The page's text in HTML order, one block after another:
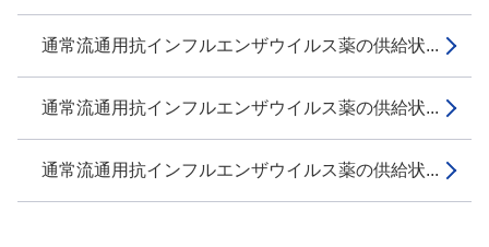
通常流通用抗インフルエンザウイルス薬の供給状...
通常流通用抗インフルエンザウイルス薬の供給状...
通常流通用抗インフルエンザウイルス薬の供給状...